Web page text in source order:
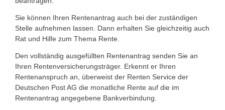
Sie können Ihren Rentenantrag auch bei der zuständigen
Stelle aufnehmen lassen. Dann erhalten Sie gleichzeitig auch
Rat und Hilfe zum Thema Rente.
Den vollständig ausgefüllten Rentenantrag senden Sie an
Ihren Rentenversicherungsträger. Erkennt er Ihren
Rentenanspruch an, überweist der Renten Service der
Deutschen Post AG die monatliche Rente auf die im
Rentenantrag angegebene Bankverbindung.